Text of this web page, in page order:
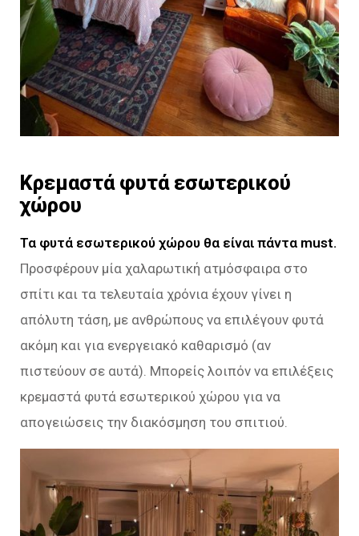
Κρεμαστά φυτά εσωτερικού
χώρου
Τα φυτά εσωτερικού χώρου θα είναι πάντα must.
Προσφέρουν μία χαλαρωτική ατμόσφαιρα στο
σπίτι και τα τελευταία χρόνια έχουν γίνει η
απόλυτη τάση, με ανθρώπους να επιλέγουν φυτά
ακόμη και για ενεργειακό καθαρισμό (αν
πιστεύουν σε αυτά). Μπορείς λοιπόν να επιλέξεις
κρεμαστά φυτά εσωτερικού χώρου για να
απογειώσεις την διακόσμηση του σπιτιού.